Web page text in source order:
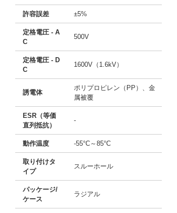
許容誤差 ±5%
定格電圧 - A
C
500V
定格電圧 - D
C
1600V（1.6kV）
誘電体
ポリプロピレン（PP）、金
属被覆
ESR（等価
直列抵抗）
-
動作温度 -55°C～85°C
取り付けタ
イプ
スルーホール
パッケージ/
ケース
ラジアル